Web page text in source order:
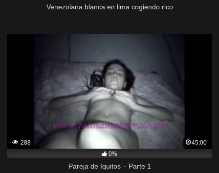
Venezolana blanca en lima cogiendo rico
288
45:00
0%
Pareja de Iquitos – Parte 1